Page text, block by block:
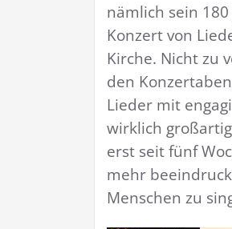
nämlich sein
Konzert von
Kirche. Nicht zu
den
Lieder mit
wirklich
erst seit fünf
mehr
Menschen zu